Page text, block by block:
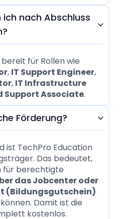
ich nach Abschluss

für Rollen wie
, IT Support Engineer,
, IT Infrastructure
Support Associate.
Förderung? 
ist TechPro Education
Das bedeutet,
für berechtigte
das Jobcenter oder
(Bildungsgutschein)
Damit ist die
kostenlos.